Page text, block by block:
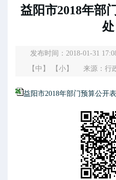
益阳市2018年部
处
发布时间：2018-01-31
【中】
【小】 来源：行
益阳市2018年部门预算公开